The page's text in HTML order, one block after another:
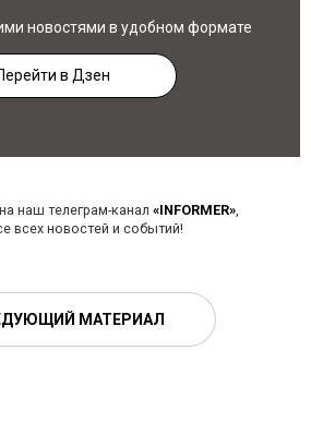
новостями в удобном формате
в Дзен
наш телеграм-канал «INFORMER»,
всех новостей и событий!
МАТЕРИАЛ